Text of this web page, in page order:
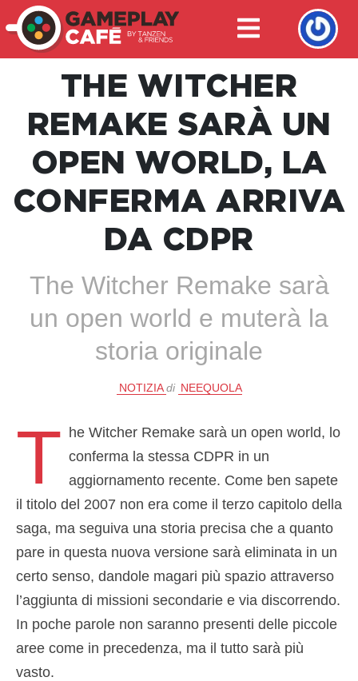
THE WITCHER
REMAKE SARÀ UN
OPEN WORLD, LA
CONFERMA ARRIVA
DA CDPR
The Witcher Remake sarà
un open world e muterà la
storia originale
NOTIZIA di NEEQUOLA
T he Witcher Remake sarà un open world, lo
conferma la stessa CDPR in un
aggiornamento recente. Come ben sapete
il titolo del 2007 non era come il terzo capitolo della
saga, ma seguiva una storia precisa che a quanto
pare in questa nuova versione sarà eliminata in un
certo senso, dandole magari più spazio attraverso
l’aggiunta di missioni secondarie e via discorrendo.
In poche parole non saranno presenti delle piccole
aree come in precedenza, ma il tutto sarà più
vasto.